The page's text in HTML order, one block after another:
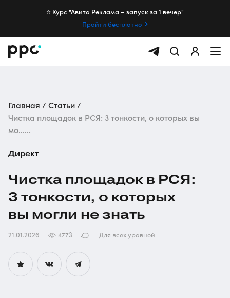
⭐️ Курс "Авито Реклама – запуск за 1 вечер"
Пройти бесплатно
Главная
Статьи
Чистка площадок в РСЯ: 3 тонкости, о которых вы
мо......
Директ
Чистка площадок в РСЯ:
3 тонкости, о которых
вы могли не знать
21.01.2026 4773 Для всех уровней